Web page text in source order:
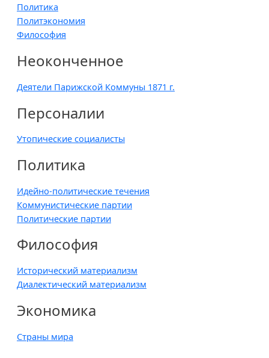
Политика
Политэкономия
Философия
Неоконченное
Деятели Парижской Коммуны 1871 г.
Персоналии
Утопические социалисты
Политика
Идейно-политические течения
Коммунистические партии
Политические партии
Философия
Исторический материализм
Диалектический материализм
Экономика
Страны мира